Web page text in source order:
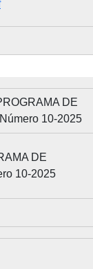
DE
10-2025
DE
10-2025